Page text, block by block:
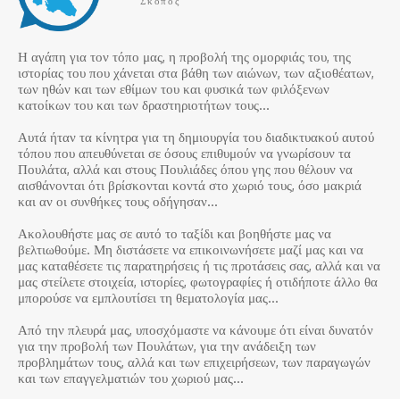
Η αγάπη για τον τόπο μας, η προβολή της ομορφιάς του, της
ιστορίας του που χάνεται στα βάθη των αιώνων, των αξιοθέατων,
των ηθών και των εθίμων του και φυσικά των φιλόξενων
κατοίκων του και των δραστηριοτήτων τους…
Αυτά ήταν τα κίνητρα για τη δημιουργία του διαδικτυακού αυτού
τόπου που απευθύνεται σε όσους επιθυμούν να γνωρίσουν τα
Πουλάτα, αλλά και στους Πουλιάδες όπου γης που θέλουν να
αισθάνονται ότι βρίσκονται κοντά στο χωριό τους, όσο μακριά
και αν οι συνθήκες τους οδήγησαν…
Ακολουθήστε μας σε αυτό το ταξίδι και βοηθήστε μας να
βελτιωθούμε. Μη διστάσετε να επικοινωνήσετε μαζί μας και να
μας καταθέσετε τις παρατηρήσεις ή τις προτάσεις σας, αλλά και να
μας στείλετε στοιχεία, ιστορίες, φωτογραφίες ή οτιδήποτε άλλο θα
μπορούσε να εμπλουτίσει τη θεματολογία μας…
Από την πλευρά μας, υποσχόμαστε να κάνουμε ότι είναι δυνατόν
για την προβολή των Πουλάτων, για την ανάδειξη των
προβλημάτων τους, αλλά και των επιχειρήσεων, των παραγωγών
και των επαγγελματιών του χωριού μας…